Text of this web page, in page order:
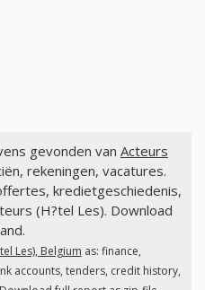
gevonden van Acteurs
rekeningen, vacatures.
kredietgeschiedenis,
(H?tel Les). Download
Les), Belgium as: finance,
accounts, tenders, credit history,